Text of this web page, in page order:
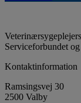
Serviceforbundet
Kontaktinformation
Ramsingsvej 30
2500 Valby